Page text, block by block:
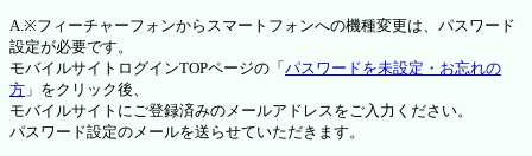
A.※フィーチャーフォンからスマートフォンへの機種変更は、パスワード
設定が必要です。
モバイルサイトログインTOPページの「 パスワードを未設定・お忘れの
方 」をクリック後、
モバイルサイトにご登録済みのメールアドレスをご入力ください。
パスワード設定のメールを送らせていただきます。